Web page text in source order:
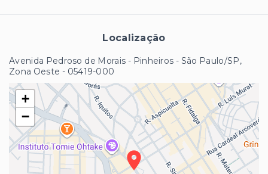
Localização
Avenida Pedroso de Morais - Pinheiros - São Paulo/SP,
Zona Oeste - 05419-000
+
−